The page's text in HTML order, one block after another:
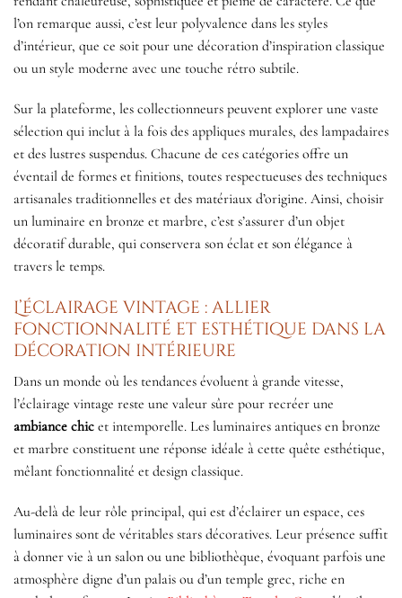
l’on remarque aussi, c’est leur polyvalence dans les styles
d’intérieur, que ce soit pour une décoration d’inspiration classique
ou un style moderne avec une touche rétro subtile.
Sur la plateforme, les collectionneurs peuvent explorer une vaste
sélection qui inclut à la fois des appliques murales, des lampadaires
et des lustres suspendus. Chacune de ces catégories offre un
éventail de formes et finitions, toutes respectueuses des techniques
artisanales traditionnelles et des matériaux d’origine. Ainsi, choisir
un luminaire en bronze et marbre, c’est s’assurer d’un objet
décoratif durable, qui conservera son éclat et son élégance à
travers le temps.
L’éclairage vintage : allier
fonctionnalité et esthétique dans la
décoration intérieure
Dans un monde où les tendances évoluent à grande vitesse,
l’éclairage vintage reste une valeur sûre pour recréer une
ambiance chic et intemporelle. Les luminaires antiques en bronze
et marbre constituent une réponse idéale à cette quête esthétique,
mêlant fonctionnalité et design classique.
Au-delà de leur rôle principal, qui est d’éclairer un espace, ces
luminaires sont de véritables stars décoratives. Leur présence suffit
à donner vie à un salon ou une bibliothèque, évoquant parfois une
atmosphère digne d’un palais ou d’un temple grec, riche en